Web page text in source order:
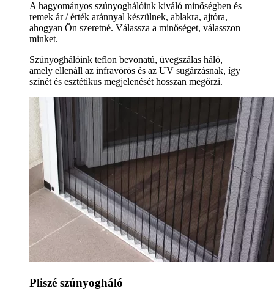
A hagyományos szúnyoghálóink kiváló minőségben és
remek ár / érték aránnyal készülnek, ablakra, ajtóra,
ahogyan Ön szeretné. Válassza a minőséget, válasszon
minket.
Szúnyoghálóink teflon bevonatú, üvegszálas háló,
amely ellenáll az infravörös és az UV sugárzásnak, így
színét és esztétikus megjelenését hosszan megőrzi.
Pliszé szúnyogháló